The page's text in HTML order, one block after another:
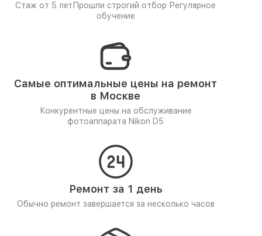
Стаж от 5 лет Прошли строгий отбор Регулярное
обучение
Самые оптимальные цены на ремонт
в Москве
Конкурентные цены на обслуживание
фотоаппарата Nikon D5
Ремонт за 1 день
Обычно ремонт завершается за несколько часов